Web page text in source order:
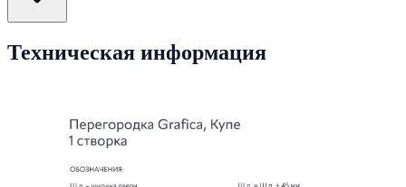
Техническая информация